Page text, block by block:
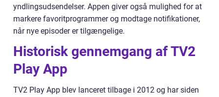
yndlingsudsendelser. Appen giver også mulighed for at
markere favoritprogrammer og modtage notifikationer,
når nye episoder er tilgængelige.
Historisk gennemgang af TV2
Play App
TV2 Play App blev lanceret tilbage i 2012 og har siden